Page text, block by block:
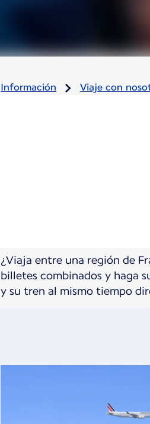
Información Viaje con
¿Viaja entre una región de
billetes combinados y haga
y su tren al mismo tiempo